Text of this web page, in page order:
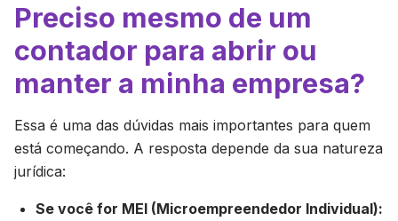
Preciso mesmo de um
contador para abrir ou
manter a minha empresa?
Essa é uma das dúvidas mais importantes para quem
está começando. A resposta depende da sua natureza
jurídica:
Se você for MEI (Microempreendedor Individual):